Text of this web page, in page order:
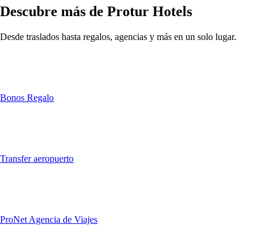
Descubre más de Protur Hotels
Desde traslados hasta regalos, agencias y más en un solo lugar.
Bonos Regalo
Transfer aeropuerto
ProNet Agencia de Viajes